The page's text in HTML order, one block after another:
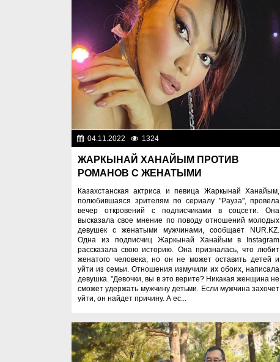
04.11.2022 1324
ЖАРКЫНАЙ ХАНАЙЫМ ПРОТИВ
РОМАНОВ С ЖЕНАТЫМИ
Казахстанская актриса и певица Жаркынай Ханайым,
полюбившаяся зрителям по сериалу "Рауза", провела
вечер откровений с подписчиками в соцсети. Она
высказала свое мнение по поводу отношений молодых
девушек с женатыми мужчинами, сообщает NUR.KZ.
Одна из подписчиц Жаркынай Ханайым в Instagram
рассказала свою историю. Она призналась, что любит
женатого человека, но он не может оставить детей и
уйти из семьи. Отношения измучили их обоих, написала
девушка. "Девочки, вы в это верите? Никакая женщина не
сможет удержать мужчину детьми. Если мужчина захочет
уйти, он найдет причину. А ес...